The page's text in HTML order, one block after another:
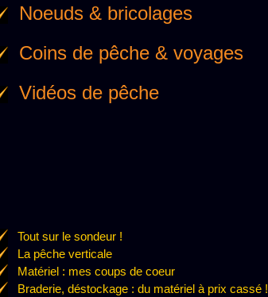
Noeuds & bricolages
Coins de pêche & voyages
Vidéos de pêche
Tout sur le sondeur !
La pêche verticale
Matériel : mes coups de coeur
Braderie, déstockage : du matériel à prix cassé !